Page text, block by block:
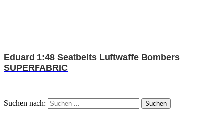
Eduard 1:48 Seatbelts Luftwaffe Bombers
SUPERFABRIC
Suchen nach: Suchen